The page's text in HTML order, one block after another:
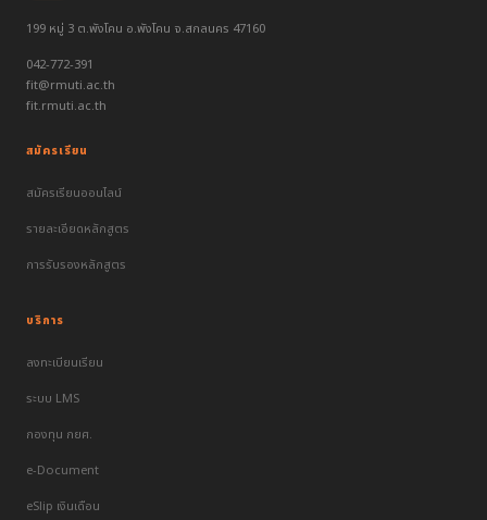
199 หมู่ 3 ต.พังโคน อ.พังโคน จ.สกลนคร 47160
042-772-391
fit@rmuti.ac.th
fit.rmuti.ac.th
สมัครเรียน
สมัครเรียนออนไลน์
รายละเอียดหลักสูตร
การรับรองหลักสูตร
บริการ
ลงทะเบียนเรียน
ระบบ LMS
กองทุน กยศ.
e-Document
eSlip เงินเดือน